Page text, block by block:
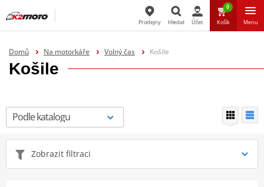
Prodejny Hledat Účet
0
Košík Menu
Domů Na motorkáře Volný čas Košile
Košile
Zobrazit filtraci